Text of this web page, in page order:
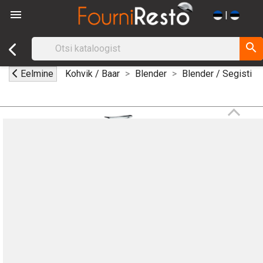
 |
search
Eelmine Kohvik / Baar Blender Blender / Segisti